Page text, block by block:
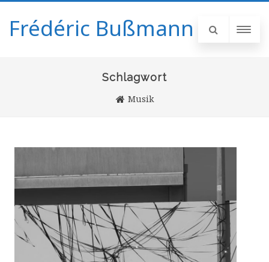
Frédéric Bußmann
Schlagwort
Musik